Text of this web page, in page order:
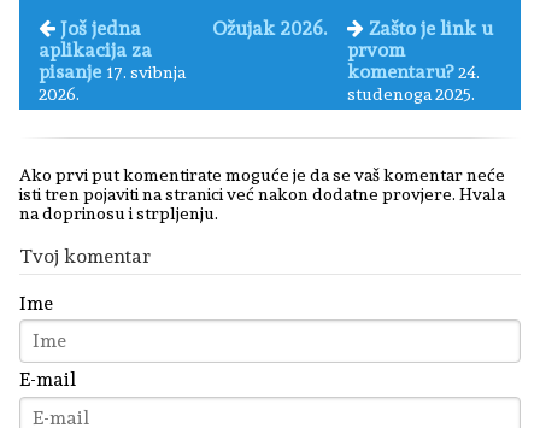
Još jedna
aplikacija za
pisanje 17. svibnja
2026.
Ožujak 2026.
Zašto je link u
prvom
komentaru? 24.
studenoga 2025.
Ako prvi put komentirate moguće je da se vaš komentar neće
isti tren pojaviti na stranici već nakon dodatne provjere. Hvala
na doprinosu i strpljenju.
Tvoj komentar
Ime
E-mail